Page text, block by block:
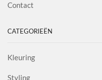
Contact
CATEGORIEËN
Kleuring
Styling